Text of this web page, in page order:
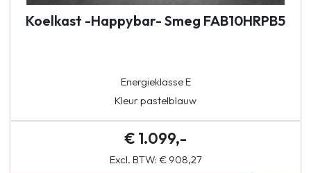
Koelkast -Happybar- Smeg FAB10HRPB5
Energieklasse E
Kleur pastelblauw
€ 1.099,-
Excl. BTW: € 908,27